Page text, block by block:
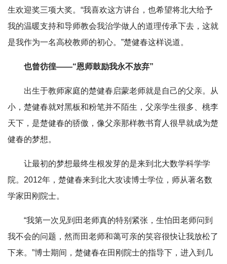
生欢迎奖三项大奖。“我喜欢这方讲台，也希望将北大给予
我的温暖支持和导师教会我治学做人的道理传承下去，这就
是我作为一名高校教师的初心。”楚健春这样说道。
也曾彷徨——“恩师鼓励我永不放弃”
出生于教师家庭的楚健春启蒙老师就是自己的父亲。从
小，楚健春就对黑板和粉笔并不陌生，父亲学生很多、桃李
天下，是楚健春的骄傲，像父亲那样教书育人很早就成为楚
健春的梦想。
让最初的梦想最终生根发芽的是来到北大数学科学学
院。2012年，楚健春来到北大攻读博士学位，师从著名数
学家田刚院士。
“我第一次见到田老师真的特别紧张，生怕田老师问到
我不会的问题，然而田老师和蔼可亲的笑容很快让我放松了
下来。”博士期间，楚健春在田刚院士的指导下，进入到几